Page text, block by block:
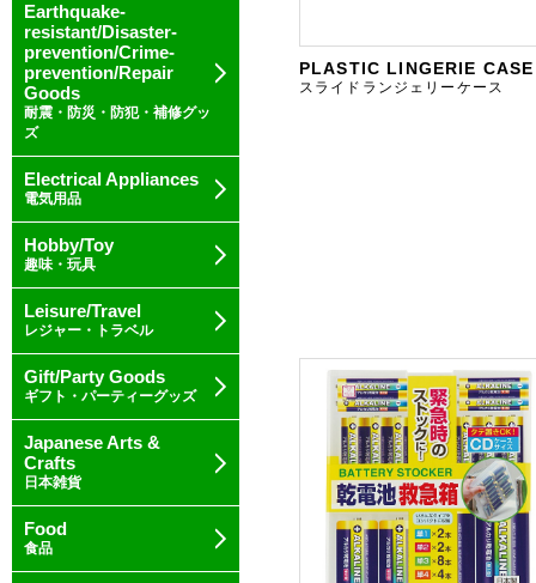
Earthquake-
resistant/Disaster-
prevention/Crime-
prevention/Repair
Goods
耐震・防災・防犯・補修グッ
ズ
Electrical Appliances
電気用品
Hobby/Toy
趣味・玩具
Leisure/Travel
レジャー・トラベル
Gift/Party Goods
ギフト・パーティーグッズ
Japanese Arts &
Crafts
日本雑貨
Food
食品
PLASTIC LINGERIE CASE
スライドランジェリーケース